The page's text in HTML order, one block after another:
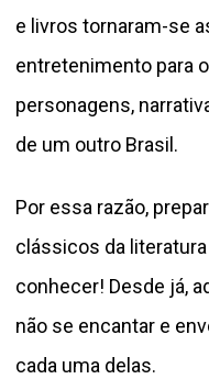
e livros tornaram-se
entretenimento para
personagens,
de um outro Brasil.
Por essa razão,
clássicos da
conhecer! Desde já,
não se encantar e
cada uma delas.